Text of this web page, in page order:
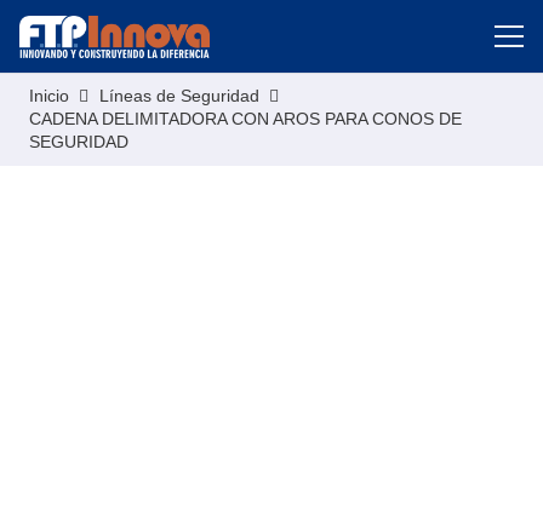
Inicio
Líneas de Seguridad
CADENA DELIMITADORA CON AROS PARA CONOS DE
SEGURIDAD